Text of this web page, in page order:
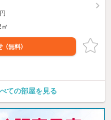
（無料）
ての部屋を見る